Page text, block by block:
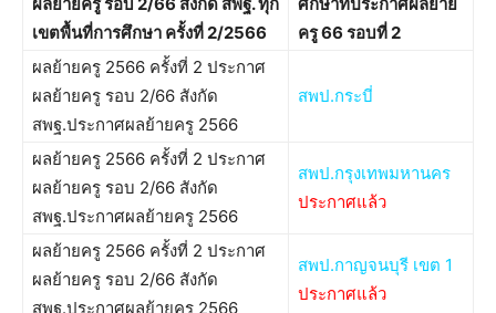
เขตพื้นที่การศึกษา ครั้งที่ 2/2566
ครู 66 รอบที่ 2
ผลย้ายครู 2566 ครั้งที่ 2 ประกาศ
ผลย้ายครู รอบ 2/66 สังกัด
สพฐ.ประกาศผลย้ายครู 2566
สพป.กระบี่
ผลย้ายครู 2566 ครั้งที่ 2 ประกาศ
ผลย้ายครู รอบ 2/66 สังกัด
สพฐ.ประกาศผลย้ายครู 2566
สพป.กรุงเทพมหานคร
ประกาศแล้ว
ผลย้ายครู 2566 ครั้งที่ 2 ประกาศ
ผลย้ายครู รอบ 2/66 สังกัด
สพฐ.ประกาศผลย้ายครู 2566
สพป.กาญจนบุรี เขต 1
ประกาศแล้ว